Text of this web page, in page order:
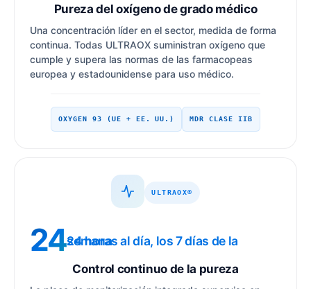
Pureza del oxígeno de grado médico
Una concentración líder en el sector, medida de forma
continua. Todas ULTRAOX suministran oxígeno que
cumple y supera las normas de las farmacopeas
europea y estadounidense para uso médico.
OXYGEN 93 (UE + EE. UU.) MDR CLASE IIB
ULTRAOX®
2424 horas al día, los 7 días de la semana
Control continuo de la pureza